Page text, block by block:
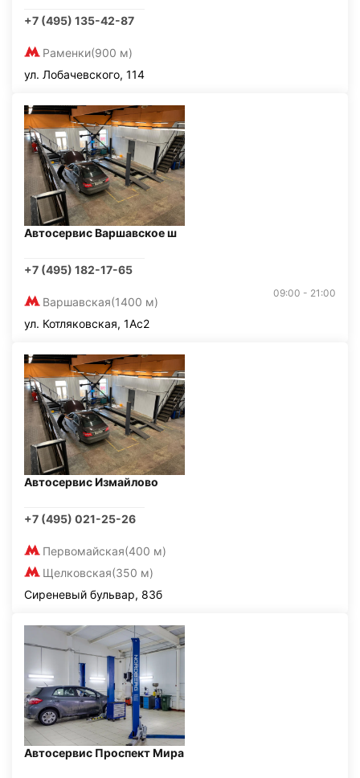
+7 (495) 135-42-87
Раменки(900 м)
ул. Лобачевского, 114
Автосервис Варшавское ш
+7 (495) 182-17-65
Варшавская(1400 м)
09:00 - 21:00
ул. Котляковская, 1Ас2
Автосервис Измайлово
+7 (495) 021-25-26
Первомайская(400 м)
Щелковская(350 м)
Сиреневый бульвар, 83б
Автосервис Проспект Мира